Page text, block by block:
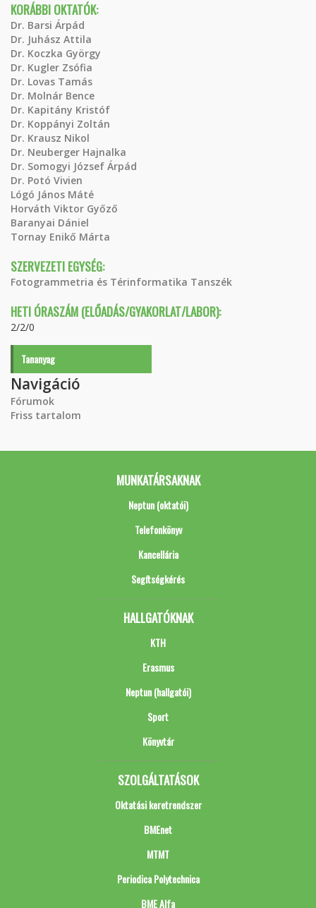
KORÁBBI OKTATÓK:
Dr. Barsi Árpád
Dr. Juhász Attila
Dr. Koczka György
Dr. Kugler Zsófia
Dr. Lovas Tamás
Dr. Molnár Bence
Dr. Kapitány Kristóf
Dr. Koppányi Zoltán
Dr. Krausz Nikol
Dr. Neuberger Hajnalka
Dr. Somogyi József Árpád
Dr. Potó Vivien
Lógó János Máté
Horváth Viktor Győző
Baranyai Dániel
Tornay Enikő Márta
SZERVEZETI EGYSÉG:
Fotogrammetria és Térinformatika Tanszék
HETI ÓRASZÁM (ELŐADÁS/GYAKORLAT/LABOR):
2/2/0
Tananyag
Navigáció
Fórumok
Friss tartalom
MUNKATÁRSAKNAK
Neptun (oktatói)
Telefonkönyv
Kancellária
Segítségkérés
HALLGATÓKNAK
KTH
Erasmus
Neptun (hallgatói)
Sport
Könyvtár
SZOLGÁLTATÁSOK
Oktatási keretrendszer
BMEnet
MTMT
Periodica Polytechnica
BME Alfa